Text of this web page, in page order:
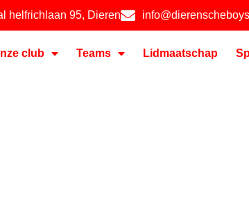
helfrichlaan 95, Dieren
club Teams Lidmaatschap